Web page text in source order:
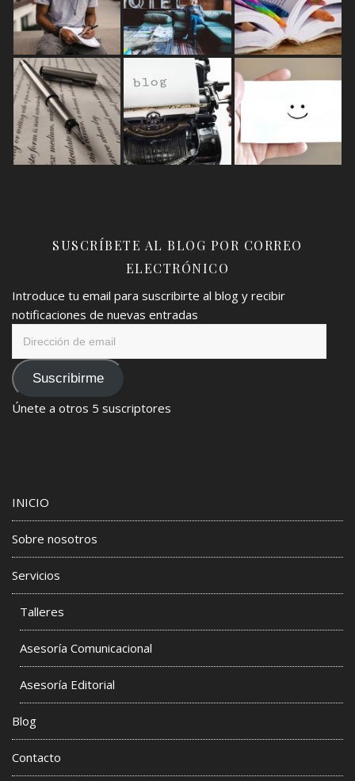
SUSCRÍBETE AL BLOG POR CORREO
ELECTRÓNICO
Introduce tu email para suscribirte al blog y recibir
notificaciones de nuevas entradas
emailSuscribirme
Únete a otros 5 suscriptores
INICIO
Sobre nosotros
Servicios
Talleres
Asesoría Comunicacional
Asesoría Editorial
Blog
Contacto